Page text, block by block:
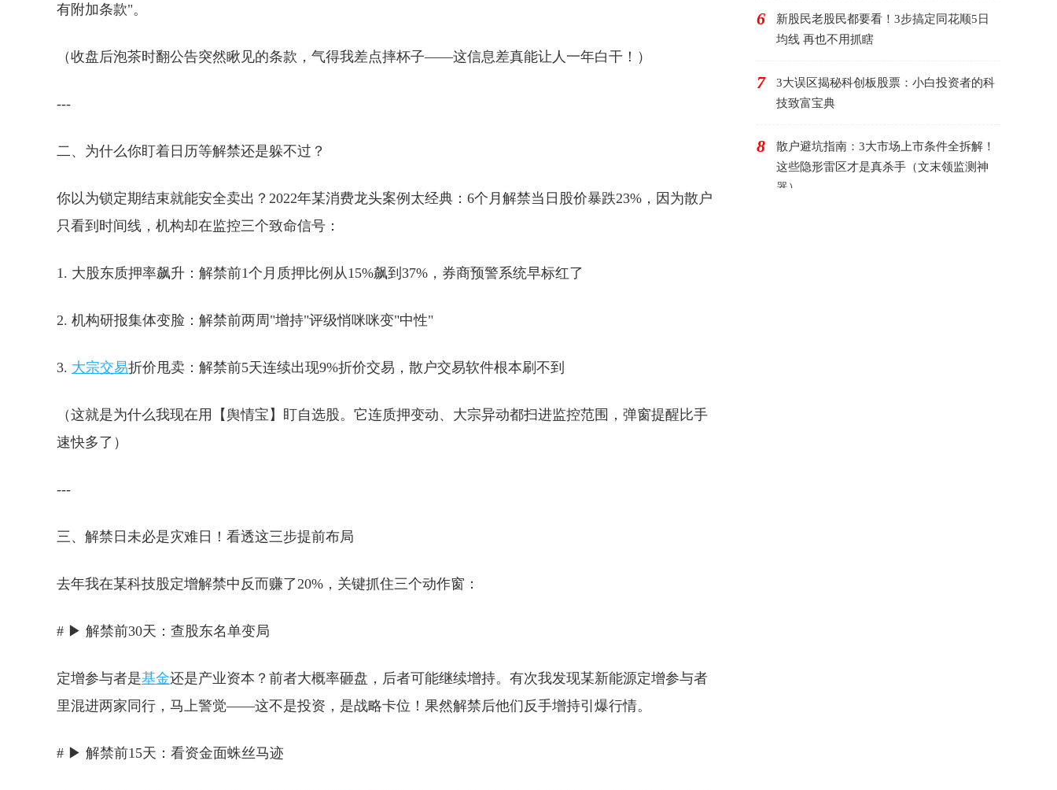
有附加条款"。
（收盘后泡茶时翻公告突然瞅见的条款，气得我差点摔杯子——这信息差真能让人一年白干！）
---
二、为什么你盯着日历等解禁还是躲不过？
你以为锁定期结束就能安全卖出？2022年某消费龙头案例太经典：6个月解禁当日股价暴跌23%，因为散户
只看到时间线，机构却在监控三个致命信号：
1. 大股东质押率飙升：解禁前1个月质押比例从15%飙到37%，券商预警系统早标红了
2. 机构研报集体变脸：解禁前两周"增持"评级悄咪咪变"中性"
3. 大宗交易折价甩卖：解禁前5天连续出现9%折价交易，散户交易软件根本刷不到
（这就是为什么我现在用【舆情宝】盯自选股。它连质押变动、大宗异动都扫进监控范围，弹窗提醒比手
速快多了）
---
三、解禁日未必是灾难日！看透这三步提前布局
去年我在某科技股定增解禁中反而赚了20%，关键抓住三个动作窗：
# ▶ 解禁前30天：查股东名单变局
定增参与者是基金还是产业资本？前者大概率砸盘，后者可能继续增持。有次我发现某新能源定增参与者
里混进两家同行，马上警觉——这不是投资，是战略卡位！果然解禁后他们反手增持引爆行情。
# ▶ 解禁前15天：看资金面蛛丝马迹
6
新股民老股民都要看！3步搞定同花顺5日
均线 再也不用抓瞎
7
3大误区揭秘科创板股票：小白投资者的科
技致富宝典
8
散户避坑指南：3大市场上市条件全拆解！
这些隐形雷区才是真杀手（文末领监测神
器）